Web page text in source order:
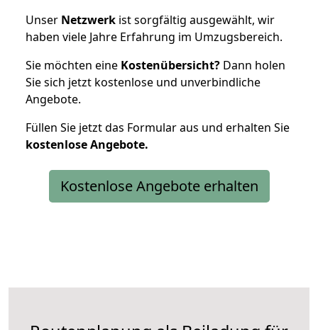
Unser Netzwerk ist sorgfältig ausgewählt, wir
haben viele Jahre Erfahrung im Umzugsbereich.
Sie möchten eine Kostenübersicht? Dann holen
Sie sich jetzt kostenlose und unverbindliche
Angebote.
Füllen Sie jetzt das Formular aus und erhalten Sie
kostenloseAngebote.
Kostenlose Angebote erhalten